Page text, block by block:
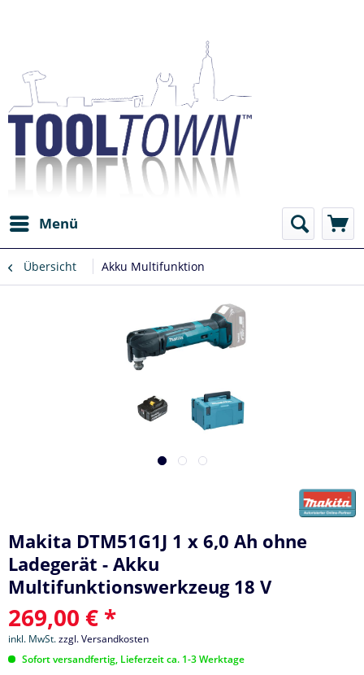
Menü
Übersicht Akku Multifunktion
Makita DTM51G1J 1 x 6,0 Ah ohne
Ladegerät - Akku
Multifunktionswerkzeug 18 V
269,00 € *
inkl. MwSt.zzgl. Versandkosten
Sofort versandfertig, Lieferzeit ca. 1-3 Werktage